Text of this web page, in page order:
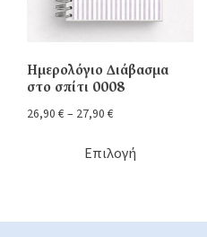
Ημερολόγιο Διάβασμα
στο σπίτι 0008
26,90 € – 27,90 €
Επιλογή